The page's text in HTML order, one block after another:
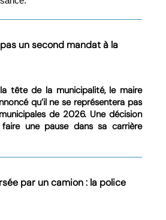
un second mandat à la
tête de la municipalité, le maire
qu’il ne se représentera pas
de 2026. Une décision
une pause dans sa carrière
par un camion : la police